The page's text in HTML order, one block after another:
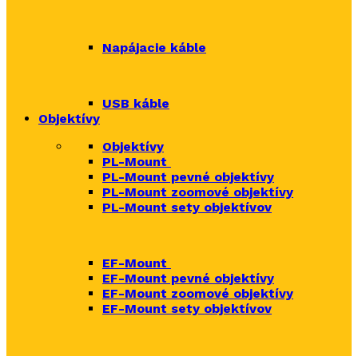
Napájacie káble
USB káble
Objektívy
Objektívy
PL-Mount
PL-Mount pevné objektívy
PL-Mount zoomové objektívy
PL-Mount sety objektívov
EF-Mount
EF-Mount pevné objektívy
EF-Mount zoomové objektívy
EF-Mount sety objektívov